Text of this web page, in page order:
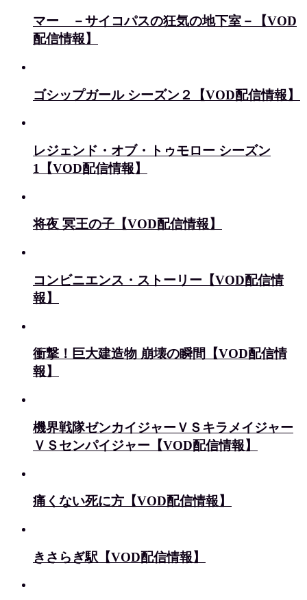
マー －サイコパスの狂気の地下室－【VOD
配信情報】
ゴシップガール シーズン２【VOD配信情報】
レジェンド・オブ・トゥモロー シーズン
1【VOD配信情報】
将夜 冥王の子【VOD配信情報】
コンビニエンス・ストーリー【VOD配信情
報】
衝撃！巨大建造物 崩壊の瞬間【VOD配信情
報】
機界戦隊ゼンカイジャーＶＳキラメイジャー
ＶＳセンパイジャー【VOD配信情報】
痛くない死に方【VOD配信情報】
きさらぎ駅【VOD配信情報】